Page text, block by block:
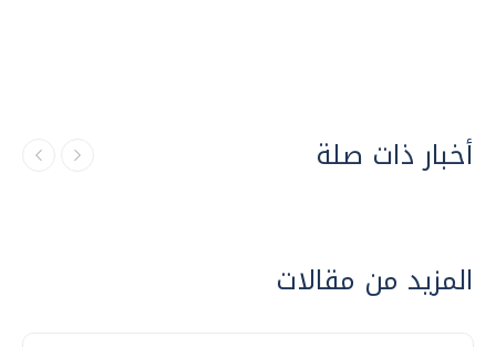
أخبار ذات صلة
المزيد من مقالات